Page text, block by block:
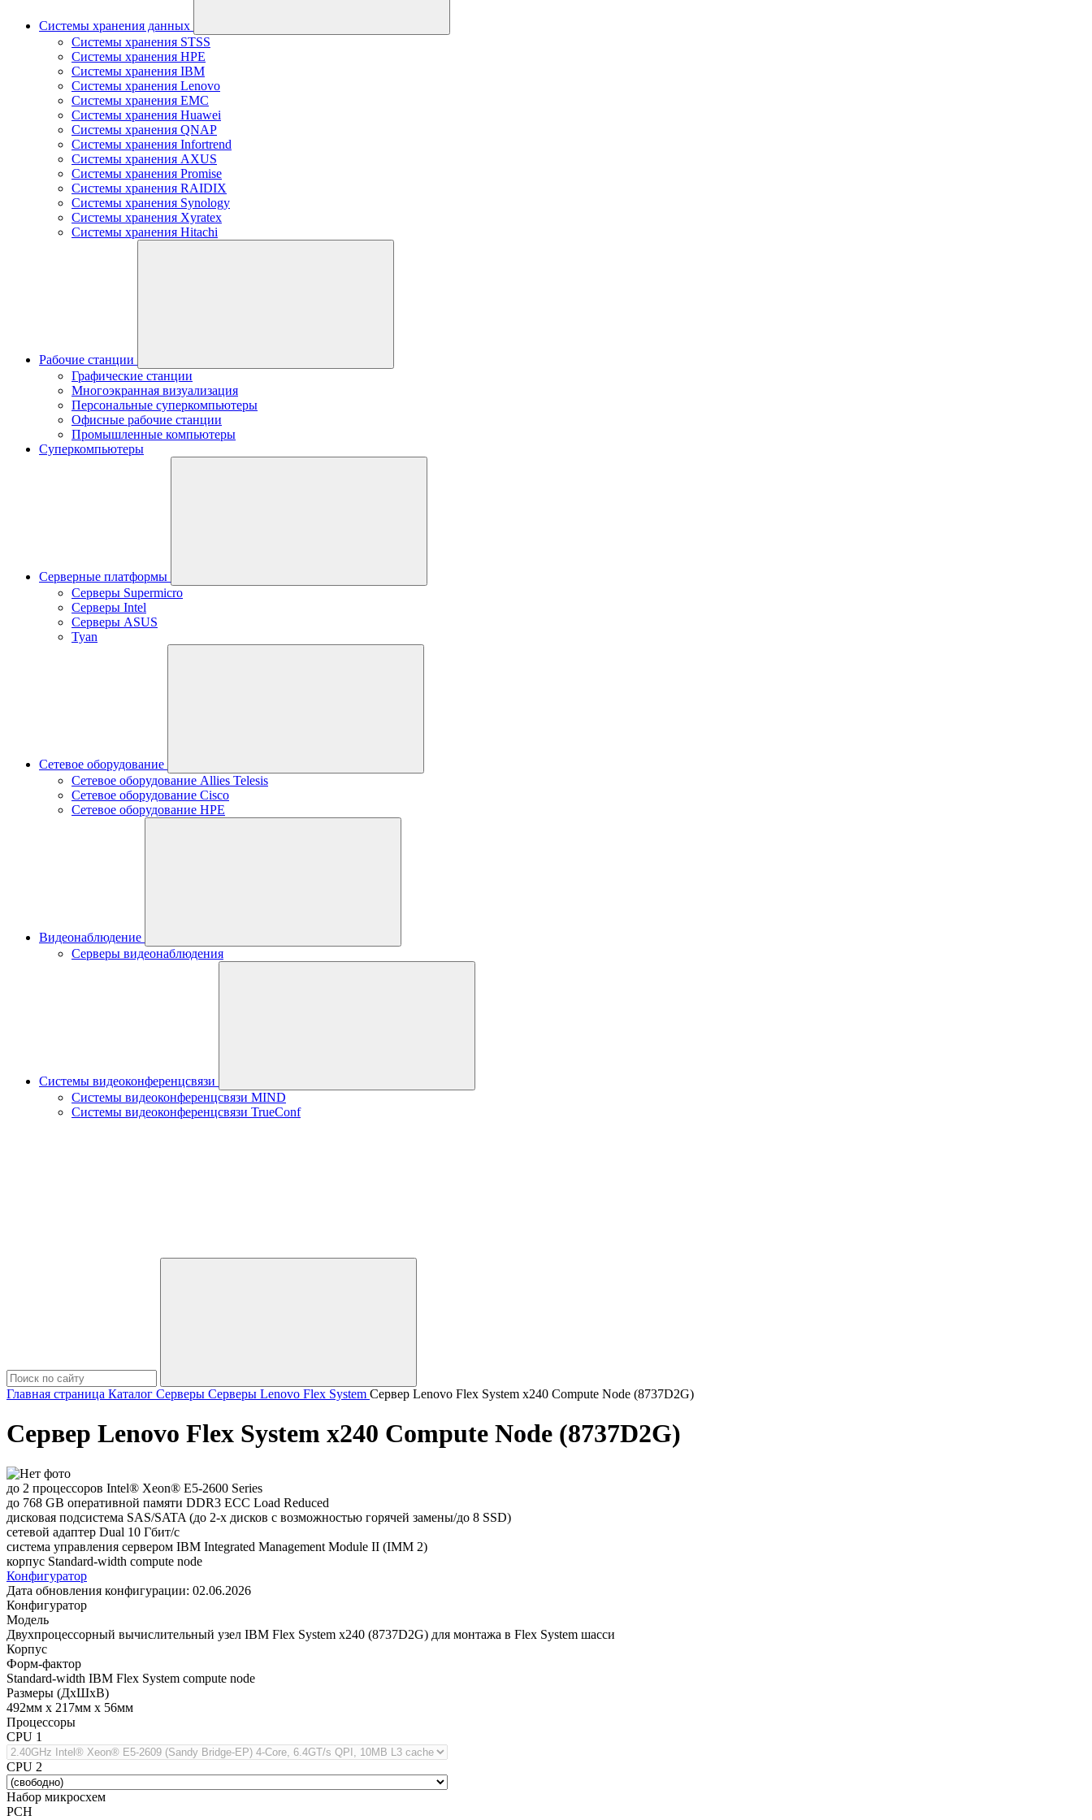
Системы хранения данных
Системы хранения STSS
Системы хранения HPE
Системы хранения IBM
Системы хранения Lenovo
Системы хранения EMC
Системы хранения Huawei
Системы хранения QNAP
Системы хранения Infortrend
Системы хранения AXUS
Системы хранения Promise
Системы хранения RAIDIX
Системы хранения Synology
Системы хранения Xyratex
Системы хранения Hitachi
Рабочие станции
Графические станции
Многоэкранная визуализация
Персональные суперкомпьютеры
Офисные рабочие станции
Промышленные компьютеры
Суперкомпьютеры
Серверные платформы
Серверы Supermicro
Серверы Intel
Серверы ASUS
Tyan
Сетевое оборудование
Сетевое оборудование Allies Telesis
Сетевое оборудование Cisco
Сетевое оборудование HPE
Видеонаблюдение
Серверы видеонаблюдения
Системы видеоконференцсвязи
Системы видеоконференцсвязи MIND
Системы видеоконференцсвязи TrueConf
Главная страница Каталог Серверы Серверы Lenovo Flex System Сервер Lenovo Flex System x240 Compute Node (8737D2G)
Сервер Lenovo Flex System x240 Compute Node (8737D2G)
до 2 процессоров Intel® Xeon® E5-2600 Series
до 768 GB оперативной памяти DDR3 ECC Load Reduced
дисковая подсистема SAS/SATA (до 2-х дисков с возможностью горячей замены/до 8 SSD)
сетевой адаптер Dual 10 Гбит/с
система управления сервером IBM Integrated Management Module II (IMM 2)
корпус Standard-width compute node
Конфигуратор
Дата обновления конфигурации: 02.06.2026
Конфигуратор
Модель
Двухпроцессорный вычислительный узел IBM Flex System x240 (8737D2G) для монтажа в Flex System шасси
Корпус
Форм-фактор
Standard-width IBM Flex System compute node
Размеры (ДхШхВ)
492мм х 217мм х 56мм
Процессоры
CPU 1
CPU 2
Набор микросхем
PCH